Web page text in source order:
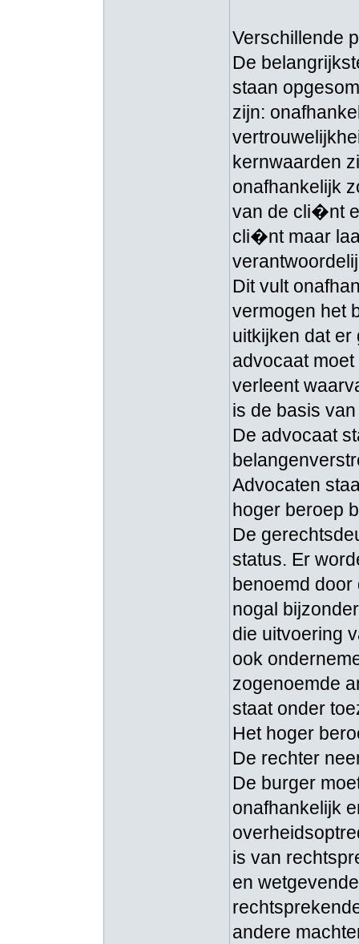
Verschillende
De
staan
zijn:
kernwaarden
onafhankelijk
van de cli�nt
cli�nt maar
Dit vult
vermogen het
uitkijken dat
advocaat
verleent
is de basis
De advocaat
Advocaten
hoger beroep
De
status. Er
benoemd
nogal
die uitvoering
ook
zogenoemde
staat onder
Het hoger
De rechter
De burger
onafhankelijk
is van
en
andere